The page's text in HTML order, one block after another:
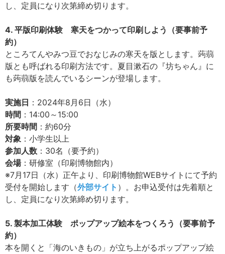
し、定員になり次第締め切ります。
4. 平版印刷体験 寒天をつかって印刷しよう（要事前予
約）
ところてんやみつ豆でおなじみの寒天を版とします。蒟蒻
版とも呼ばれる印刷方法です。夏目漱石の『坊ちゃん』に
も蒟蒻版を読んでいるシーンが登場します。
実施日 ：2024年8月6日（水）
時間 ：14:00～15:00
所要時間 ：約60分
対象 ：小学生以上
参加人数 ：30名（要予約）
会場：研修室（印刷博物館内）
※7月17日（水）正午より、印刷博物館WEBサイトにて予約
受付を開始します（外部サイト ）。お申込受付は先着順と
し、定員になり次第締め切ります。
5. 製本加工体験 ポップアップ絵本をつくろう（要事前予
約）
本を開くと「海のいきもの」が立ち上がるポップアップ絵